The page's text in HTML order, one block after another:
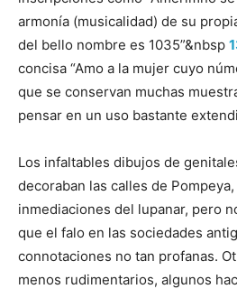
armonía (musicalidad) de su
del bello nombre es 1035”&nbsp
concisa “Amo a la mujer cuyo
que se conservan muchas
pensar en un uso bastante
Los infaltables dibujos de
decoraban las calles de
inmediaciones del lupanar, pero
que el falo en las sociedades
connotaciones no tan profanas.
menos rudimentarios, algunos